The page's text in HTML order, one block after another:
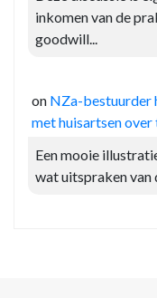
inkomen van de
goodwill...
on NZa-bestuurder
met huisartsen over
Een mooie
wat uitspraken van